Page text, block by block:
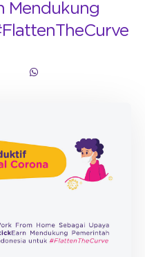
Mendukung